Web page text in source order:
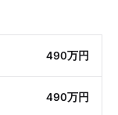
490万円
490万円